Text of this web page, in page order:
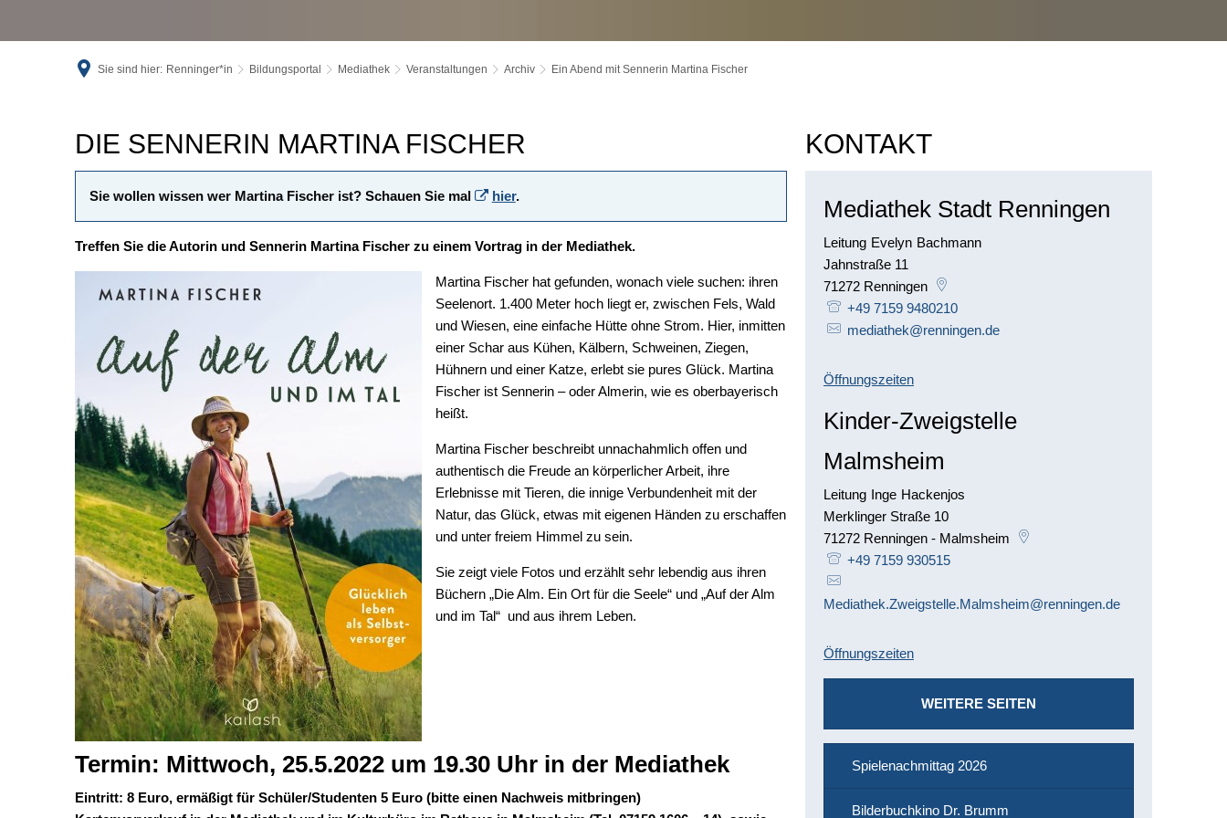
Sie sind hier: Renninger*in Bildungsportal Mediathek Veranstaltungen Archiv Ein Abend mit Sennerin Martina Fischer
Abend
Sennerin
DIE SENNERIN MARTINA FISCHER
Sie wollen wissen wer Martina Fischer ist? Schauen Sie mal hier.
Treffen Sie die Autorin und Sennerin Martina Fischer zu einem Vortrag in der Mediathek.
Martina Fischer hat gefunden, wonach viele suchen: ihren
Seelenort. 1.400 Meter hoch liegt er, zwischen Fels, Wald
und Wiesen, eine einfache Hütte ohne Strom. Hier, inmitten
einer Schar aus Kühen, Kälbern, Schweinen, Ziegen,
Hühnern und einer Katze, erlebt sie pures Glück. Martina
Fischer ist Sennerin – oder Almerin, wie es oberbayerisch
heißt.
Martina Fischer beschreibt unnachahmlich offen und
authentisch die Freude an körperlicher Arbeit, ihre
Erlebnisse mit Tieren, die innige Verbundenheit mit der
Natur, das Glück, etwas mit eigenen Händen zu erschaffen
und unter freiem Himmel zu sein.
Sie zeigt viele Fotos und erzählt sehr lebendig aus ihren
Büchern „Die Alm. Ein Ort für die Seele“ und „Auf der Alm
und im Tal“ und aus ihrem Leben.
Termin: Mittwoch, 25.5.2022 um 19.30 Uhr in der Mediathek
Eintritt: 8 Euro, ermäßigt für Schüler/Studenten 5 Euro (bitte einen Nachweis mitbringen)
KONTAKT
Mediathek Stadt Renningen
Leitung Evelyn Bachmann
Jahnstraße 11
71272 Renningen
+49 7159 9480210
mediathek@renningen.de
Öffnungszeiten
Kinder-Zweigstelle
Malmsheim
Leitung Inge Hackenjos
Merklinger Straße 10
71272 Renningen - Malmsheim
+49 7159 930515
Mediathek.Zweigstelle.Malmsheim@renningen.de
Öffnungszeiten
WEITERE SEITEN
Spielenachmittag 2026
Bilderbuchkino Dr. Brumm